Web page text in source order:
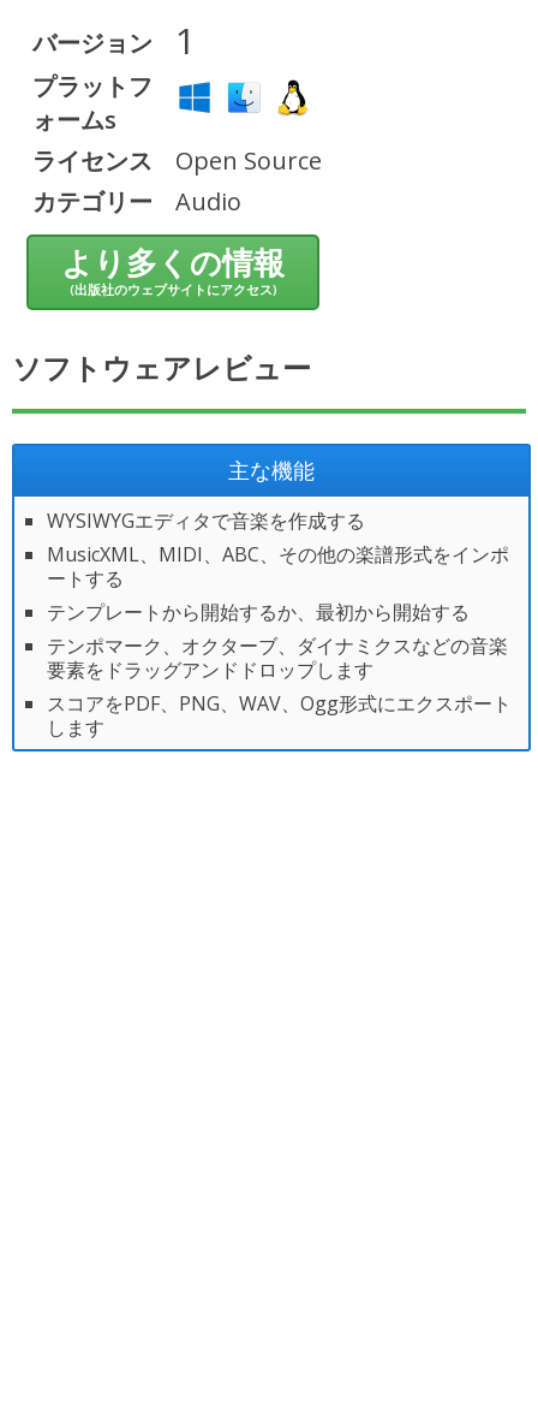
バージョン 1
プラットフ
ォームs
ライセンス
Open Source
カテゴリー
Audio
より多くの情報
(出版社のウェブサイトにアクセス)
ソフトウェアレビュー
主な機能
WYSIWYGエディタで音楽を作成する
MusicXML、MIDI、ABC、その他の楽譜形式をインポ
ートする
テンプレートから開始するか、最初から開始する
テンポマーク、オクターブ、ダイナミクスなどの音楽
要素をドラッグアンドドロップします
スコアをPDF、PNG、WAV、Ogg形式にエクスポート
します